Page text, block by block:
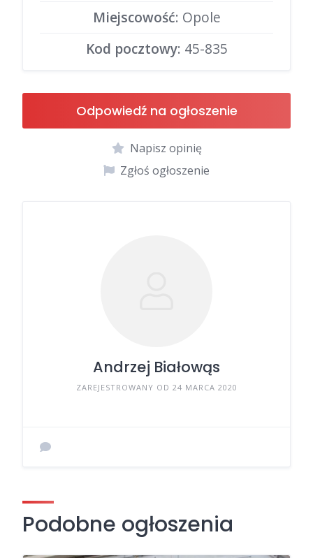
Miejscowość: Opole
Kod pocztowy: 45-835
Odpowiedź na ogłoszenie
Napisz opinię
Zgłoś ogłoszenie
Andrzej Białowąs
ZAREJESTROWANY OD 24 MARCA 2020
Podobne ogłoszenia